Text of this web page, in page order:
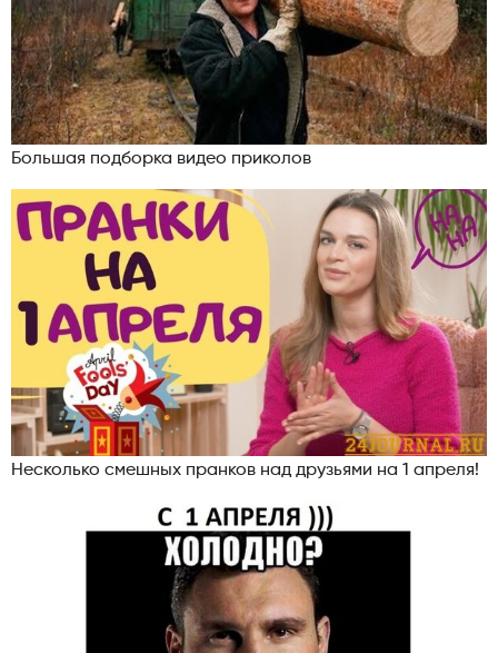
Большая подборка видео приколов
Несколько смешных пранков над друзьями на 1 апреля!